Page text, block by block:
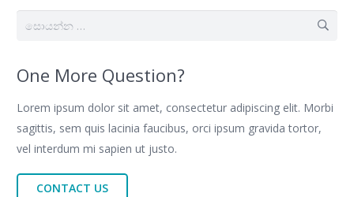
සොයන්න:
One More Question?
Lorem ipsum dolor sit amet, consectetur adipiscing elit. Morbi
sagittis, sem quis lacinia faucibus, orci ipsum gravida tortor,
vel interdum mi sapien ut justo.
CONTACT US